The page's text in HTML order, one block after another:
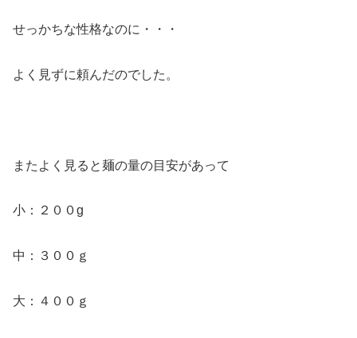
せっかちな性格なのに・・・
よく見ずに頼んだのでした。
またよく見ると麺の量の目安があって
小：２００g
中：３００ｇ
大：４００ｇ